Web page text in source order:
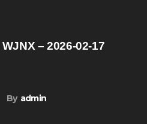
– 2026-02-17
By admin